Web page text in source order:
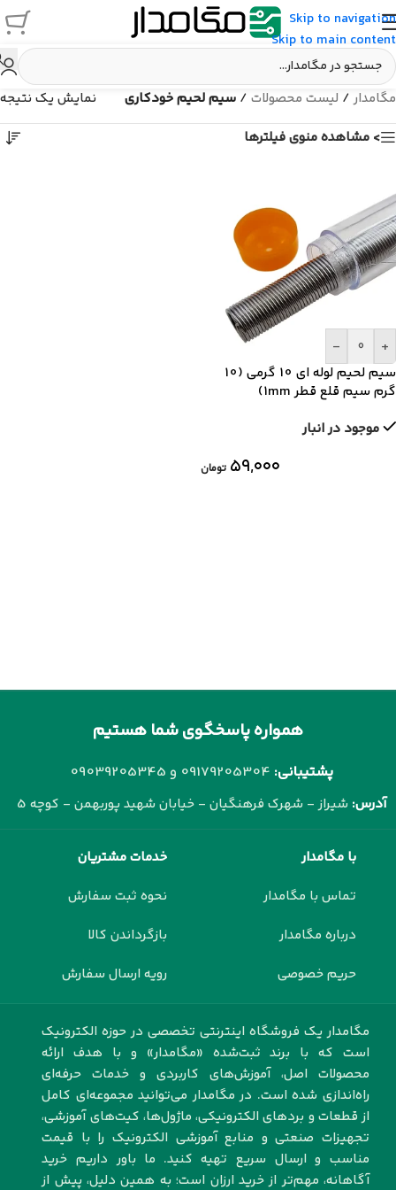
Skip to navigation
Skip to main content
مگامدار/ لیست محصولات / سیم لحیم خودکاری
نمایش یک نتیجه
> مشاهده منوی فیلترها
-
+
سیم لحیم لوله ای 10 گرمی (10
گرم سیم قلع قطر 1mm)
موجود در انبار
۵۹,۰۰۰ تومان
همواره پاسخگوی شما هستیم
پشتیبانی: 09179205304 و 09039205345
آدرس: شیراز - شهرک فرهنگیان - خیابان شهید پوربهمن - کوچه 5
با مگامدار
تماس با مگامدار
درباره مگامدار
حریم خصوصی
خدمات مشتریان
نحوه ثبت سفارش
بازگرداندن کالا
رویه ارسال سفارش
مگامدار یک فروشگاه اینترنتی تخصصی در حوزه الکترونیک
است که با برند ثبت‌شده «مگامدار» و با هدف ارائه
محصولات اصل، آموزش‌های کاربردی و خدمات حرفه‌ای
راه‌اندازی شده است. در مگامدار می‌توانید مجموعه‌ای کامل
از قطعات و بردهای الکترونیکی، ماژول‌ها، کیت‌های آموزشی،
تجهیزات صنعتی و منابع آموزشی الکترونیک را با قیمت
مناسب و ارسال سریع تهیه کنید. ما باور داریم خرید
آگاهانه، مهم‌تر از خرید ارزان است؛ به همین دلیل، پیش از